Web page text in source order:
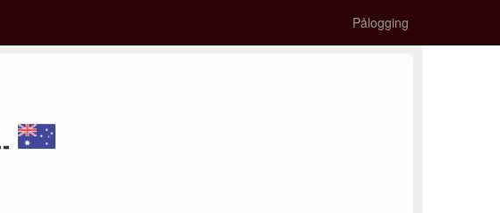
Pålogging